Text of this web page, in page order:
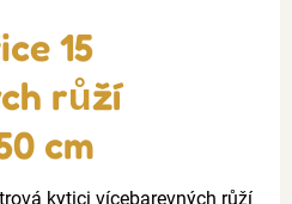
15
růží
cm
kytici vícebarevných růží